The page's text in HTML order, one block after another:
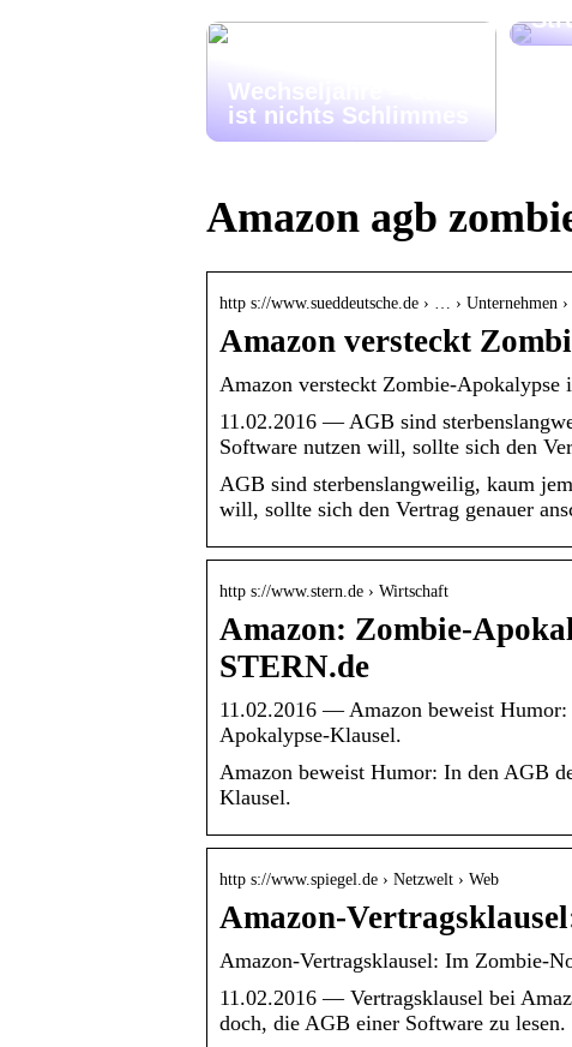
Wechseljahre – das
ist nichts Schlimmes
Amazon agb
http s://www.sueddeutsche.de › … › Unternehmen
Amazon versteckt
Amazon versteckt Zombie-
11.02.2016 — AGB sind
Software nutzen will, sollte sich den
AGB sind sterbenslangweilig, kaum
will, sollte sich den Vertrag genauer
http s://www.stern.de › Wirtschaft
Amazon: Zombie-
STERN.de
11.02.2016 — Amazon beweist
Apokalypse-Klausel.
Amazon beweist Humor: In den AGB
Klausel.
http s://www.spiegel.de › Netzwelt › Web
Amazon-
Amazon-Vertragsklausel: Im Zombie-
11.02.2016 — Vertragsklausel bei
doch, die AGB einer Software zu lesen.